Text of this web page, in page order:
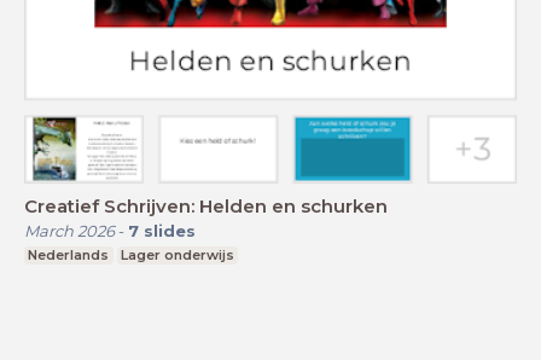
Creatief Schrijven: Helden en schurken
March 2026- 7 slides
Nederlands Lager onderwijs